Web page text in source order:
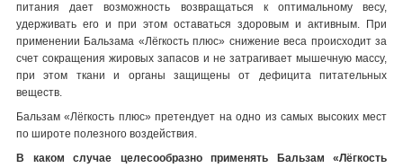
питания дает возможность возвращаться к оптимальному весу,
удерживать его и при этом оставаться здоровым и активным. При
применении Бальзама «Лёгкость плюс» снижение веса происходит за
счет сокращения жировых запасов и не затрагивает мышечную массу,
при этом ткани и органы защищены от дефицита питательных
веществ.
Бальзам «Лёгкость плюс» претендует на одно из самых высоких мест
по широте полезного воздействия.
В каком случае целесообразно применять Бальзам «Лёгкость